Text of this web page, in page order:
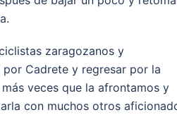
zaragozanos y
Cadrete y regresar por la
veces que la afrontamos y
con muchos otros